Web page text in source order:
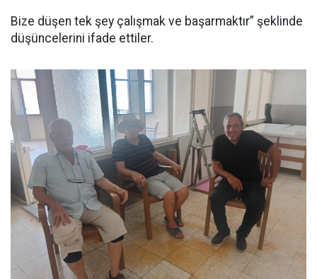
Bize düşen tek şey çalışmak ve başarmaktır” şeklinde
düşüncelerini ifade ettiler.